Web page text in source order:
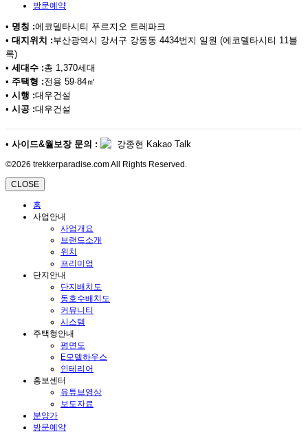
방문예약
• 명칭 :에코델타시티 푸르지오 트레파크
• 대지위치 :부산광역시 강서구 강동동 4434번지 일원 (에코델타시티 11블
록)
• 세대수 :총 1,370세대
• 주택형 :전용 59·84㎡
• 시행 :대우건설
• 시공 :대우건설
• 사이드&월보장 문의 : 강종현 Kakao Talk
©2026 trekkerparadise.com All Rights Reserved.
CLOSE
홈
사업안내
사업개요
브랜드소개
위치
프리미엄
단지안내
단지배치도
동호수배치도
커뮤니티
시스템
주택형안내
평면도
E모델하우스
인테리어
홍보센터
유튜브영상
보도자료
분양가
방문예약